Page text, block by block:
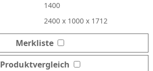
1400
2400 x 1000 x 1712
Merkliste
Produktvergleich